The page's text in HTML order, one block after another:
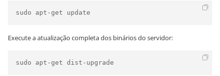
sudo apt-get update
Execute a atualização completa dos binários do servidor:
sudo apt-get dist-upgrade